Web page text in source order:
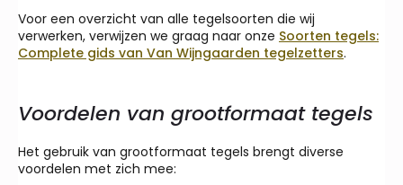
Voor een overzicht van alle tegelsoorten die wij
verwerken, verwijzen we graag naar onze Soorten tegels:
Complete gids van Van Wijngaarden tegelzetters.
Voordelen van grootformaat tegels
Het gebruik van grootformaat tegels brengt diverse
voordelen met zich mee: